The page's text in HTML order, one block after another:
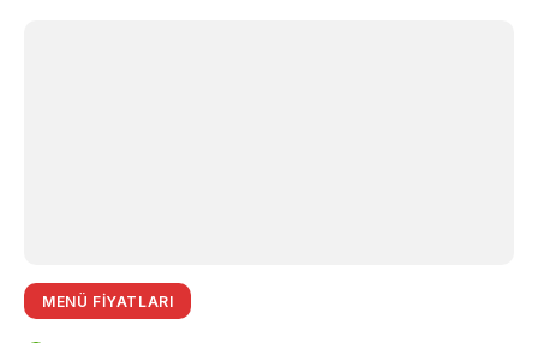
MENÜ FIYATLARI